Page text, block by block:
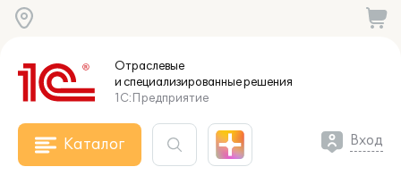
Отраслевые
и специализированныерешения
1С:Предприятие
Каталог Вход